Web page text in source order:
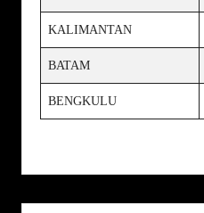
KALIMANTAN
BATAM
BENGKULU